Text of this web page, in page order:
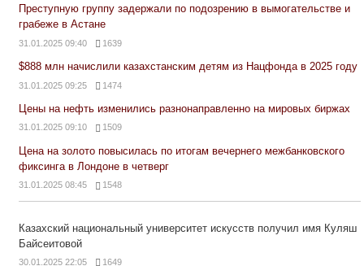
Преступную группу задержали по подозрению в вымогательстве и
грабеже в Астане
31.01.2025 09:40 1639
$888 млн начислили казахстанским детям из Нацфонда в 2025 году
31.01.2025 09:25 1474
Цены на нефть изменились разнонаправленно на мировых биржах
31.01.2025 09:10 1509
Цена на золото повысилась по итогам вечернего межбанковского
фиксинга в Лондоне в четверг
31.01.2025 08:45 1548
Казахский национальный университет искусств получил имя Куляш
Байсеитовой
30.01.2025 22:05 1649